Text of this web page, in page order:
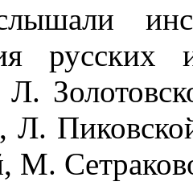
Л.
Л.
М.